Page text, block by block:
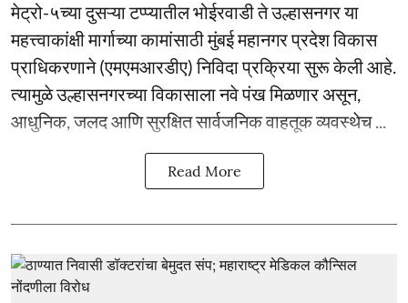
मेट्रो-५च्या दुसऱ्या टप्प्यातील भोईरवाडी ते उल्हासनगर या
महत्त्वाकांक्षी मार्गाच्या कामांसाठी मुंबई महानगर प्रदेश विकास
प्राधिकरणाने (एमएमआरडीए) निविदा प्रक्रिया सुरू केली आहे.
त्यामुळे उल्हासनगरच्या विकासाला नवे पंख मिळणार असून,
आधुनिक, जलद आणि सुरक्षित सार्वजनिक वाहतूक व्यवस्थेच ...
Read More